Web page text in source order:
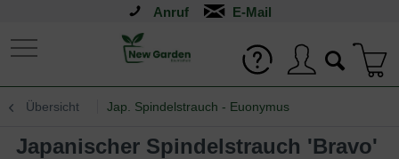
Anruf
Übersicht Jap. Spindelstrauch - Euonymus
Japanischer Spindelstrauch 'Bravo'